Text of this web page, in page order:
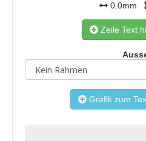
0.0mm
Zeile Text
Grafik zum